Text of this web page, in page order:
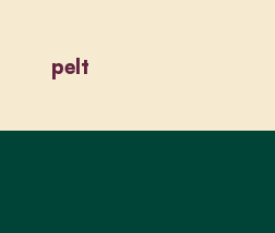
pelt